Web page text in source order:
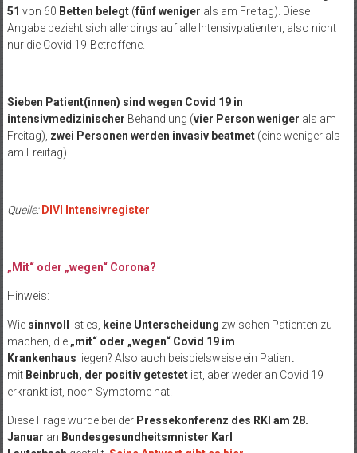
51 von 60 Betten belegt(fünf weniger als am Freitag). Diese
Angabe bezieht sich allerdings auf alle Intensivpatienten, also nicht
nur die Covid 19-Betroffene.
Sieben Patient(innen) sind wegen Covid 19 in
intensivmedizinischer Behandlung (vier Person weniger als am
Freitag), zwei Personen werden invasiv beatmet (eine weniger als
am Freiitag).
Quelle: DIVI Intensivregister
„Mit“ oder „wegen“ Corona?
Hinweis:
Wie sinnvoll ist es, keine Unterscheidung zwischen Patienten zu
machen, die „mit“ oder „wegen“ Covid 19 im
Krankenhaus liegen? Also auch beispielsweise ein Patient
mit Beinbruch, der positiv getestetist, aber weder an Covid 19
erkrankt ist, noch Symptome hat.
Diese Frage wurde bei der Pressekonferenz des RKI am 28.
Januar an Bundesgesundheitsmnister Karl